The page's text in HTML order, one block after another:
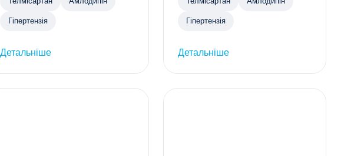
Гіпертензія
Детальніше
Гіпертензія
Детальніше